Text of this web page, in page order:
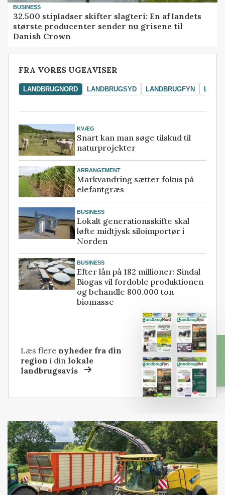
BUSINESS
32.500 stipladser skifter slagteri: En af landets
største producenter sender nu grisene til
Danish Crown
FRA VORES UGEAVISER
LANDBRUGNORD LANDBRUGSYD LANDBRUGFYN
KVÆG
Snart kan man søge tilskud til
naturprojekter
ARRANGEMENT
Markvandring sætter fokus på
elefantgræs
BUSINESS
Lokalt generationsskifte skal
løfte midtjysk siloimportør i
Norden
BUSINESS
Efter lån på 182 millioner: Sindal
Biogas vil fordoble produktionen
og behandle 800.000 ton
biomasse
Læs flere nyheder fra din
region i dinlokale
landbrugsavis